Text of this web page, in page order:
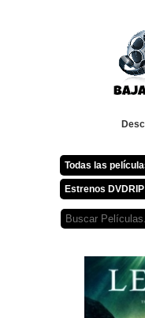
Todas las
Estrenos DVDRIP